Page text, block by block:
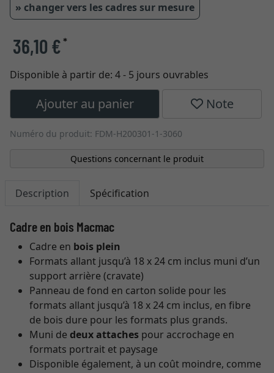
» changer vers les cadres sur mesure
36,10 €*
Disponible à partir de: 4 - 5 jours ouvrables
Ajouter au panier Note
Numéro du produit: FDM-H200301-1-3060
Questions concernant le produit
Description Spécification
Cadre en bois Macmac
Cadre en bois plein
Formats allant jusqu’à 18 x 24 cm inclus muni d’un
support arrière (cravate)
Panneau de fond en carton solide pour les
formats allant jusqu’à 18 x 24 cm inclus, en fibre
de bois dure pour les formats plus grands.
Muni de deux attaches pour accrochage en
formats portrait et paysage
Disponible également, à un coût moindre, comme